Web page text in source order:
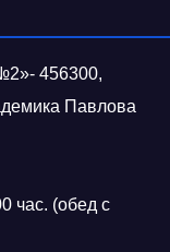
456300,
Павлова
час. (обед с